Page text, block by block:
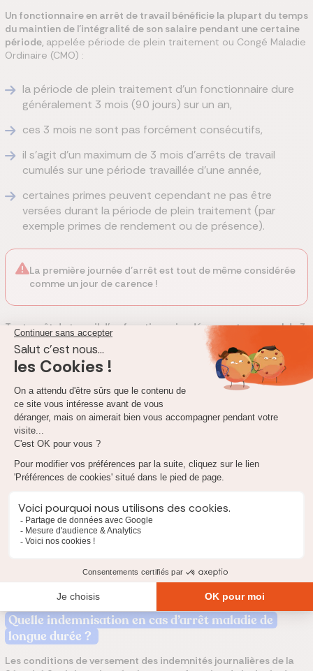
Un fonctionnaire en arrêt de travail bénéficie la plupart du temps
du maintien de l’intégralité de son salaire pendant une certaine
période, appelée période de plein traitement ou Congé Maladie
Ordinaire (CMO) :
la période de plein traitement d’un fonctionnaire dure
généralement 3 mois (90 jours) sur un an,
ces 3 mois ne sont pas forcément consécutifs,
il s’agit d’un maximum de 3 mois d’arrêts de travail
cumulés sur une période travaillée d’une année,
certaines primes peuvent cependant ne pas être
versées durant la période de plein traitement (par
exemple primes de rendement ou de présence).
La première journée d’arrêt est tout de même considérée
comme un jour de carence !
Tout arrêt de travail d’un fonctionnaire dépassant ce cumul de 3
mois bascule dans une période de demi-traitement
implique le maintien de seulement 50 % du salaire habituel et
des primes du fonctionnaire.
Certains assureurs sont ainsi spécialisés dans les assurances
prévoyance maintien de salaire pour les agents de la fonction
publique, afin de venir compléter les indemnités partielles
obtenues.
Ces contrats de prévoyance peuvent alors être souscrits aussi
bien par :
un fonctionnaire hospitalier,
un fonctionnaire territorial,
un fonctionnaire contractuel.
Quelle indemnisation en cas d’arrêt maladie de
longue durée ?
Les conditions de versement des indemnités journalières de la